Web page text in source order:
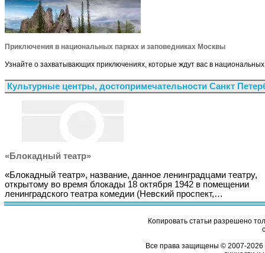
Приключения в национальных парках и заповедниках Москвы
Узнайте о захватывающих приключениях, которые ждут вас в
Культурные центры, достопримечательности Санкт
«Блокадный театр»
«Блокадный театр», название, данное ленинградцами театру,
открытому во время блокады 18 октября 1942 в помещении
ленинградского театра комедии (Невский проспект,…
Копировать статьи разрешено
Все права защищены © 2007-2026